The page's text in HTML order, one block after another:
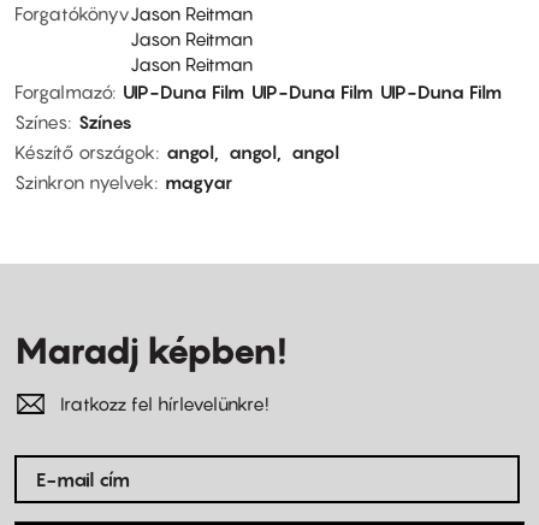
ForgatókönyvJason Reitman
Jason Reitman
Jason Reitman
Forgalmazó UIP-Duna Film UIP-Duna Film UIP-Duna Film
Színes Színes
Készítő országok
angol angol
angol
Szinkron nyelvek
magyar
Maradj képben!
Iratkozz fel hírlevelünkre!